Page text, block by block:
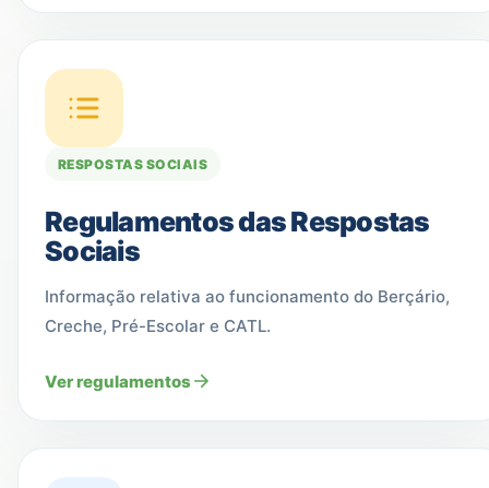
RESPOSTAS SOCIAIS
Regulamentos das Respostas
Sociais
Informação relativa ao funcionamento do Berçário,
Creche, Pré-Escolar e CATL.
Ver regulamentos